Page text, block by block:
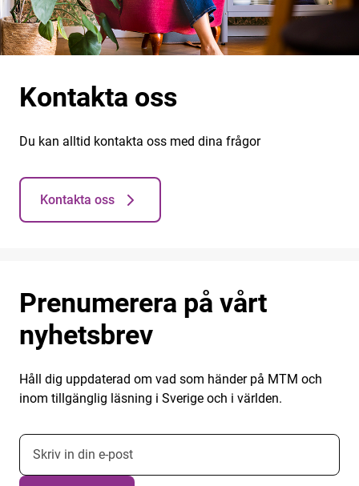
Kontakta oss
Du kan alltid kontakta oss med dina frågor
Kontakta oss
Prenumerera på vårt
nyhetsbrev
Håll dig uppdaterad om vad som händer på MTM och
inom tillgänglig läsning i Sverige och i världen.
E-postadress nyhetsbrevsprenumeration